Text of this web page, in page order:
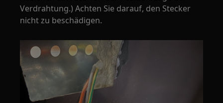
Verdrahtung.) Achten Sie darauf, den Stecker
nicht zu beschädigen.